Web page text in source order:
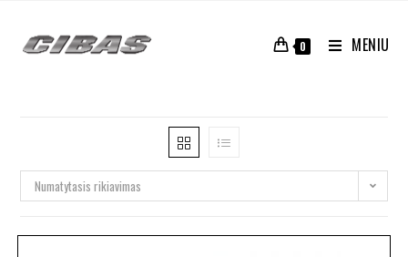
0 MENIU
Numatytasis rikiavimas